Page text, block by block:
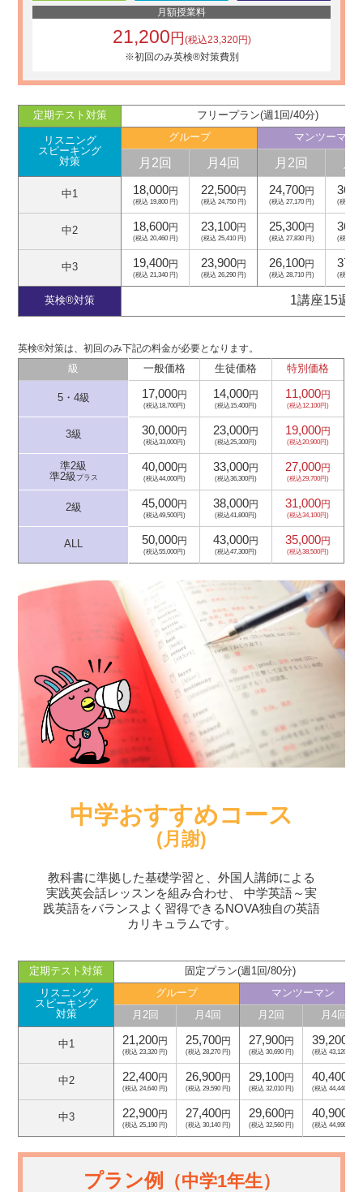
月額授業料
21,200円(税込23,320円)
※初回のみ英検®対策費別
定期テスト対策 フリープラン(週1回/40分)
リスニング
スピーキング
対策
グループ マンツーマン
月2回 月4回 月2回
中1 18,000円
(税込 19,800 円)
22,500円
(税込 24,750 円)
24,700円
(税込 27,170 円) (税込
中2 18,600円
(税込 20,460 円)
23,100円
(税込 25,410 円)
25,300円
(税込 27,830 円) (税込
中3 19,400円
(税込 21,340 円)
23,900円
(税込 26,290 円)
26,100円
(税込 28,710 円) (税込
英検®対策 1講座15週
英検®対策は、初回のみ下記の料金が必要となります。
級 一般価格 生徒価格 特別価格
5・4級 17,000円
(税込18,700円)
14,000円
(税込15,400円)
11,000円
(税込12,100円)
3級 30,000円
(税込33,000円)
23,000円
(税込25,300円)
19,000円
(税込20,900円)
準2級
準2級 プラス
40,000円
(税込44,000円)
33,000円
(税込36,300円)
27,000円
(税込29,700円)
2級 45,000円
(税込49,500円)
38,000円
(税込41,800円)
31,000円
(税込34,100円)
ALL 50,000円
(税込55,000円)
43,000円
(税込47,300円)
35,000円
(税込38,500円)
中学おすすめコース
(月謝)
教科書に準拠した基礎学習と、外国人講師による
実践英会話レッスンを組み合わせ、
中学英語～実
践英語をバランスよく習得できるNOVA独自の英語
カリキュラムです。
定期テスト対策
固定プラン(週1回/80分)
リスニング
スピーキング
対策
グループ
マンツーマン
月2回
月4回 月2回 月4回
中1 21,200円
(税込 23,320 円)
25,700円
(税込 28,270 円)
27,900円
(税込 30,690 円)
39,200
(税込 43,120 円)
中2 22,400円
(税込 24,640 円)
26,900円
(税込 29,590 円)
29,100円
(税込 32,010 円)
40,400
(税込 44,440 円)
中3 22,900円
(税込 25,190 円)
27,400円
(税込 30,140 円)
29,600円
(税込 32,560 円)
40,900
(税込 44,990 円)
プラン例 （中学1年生）